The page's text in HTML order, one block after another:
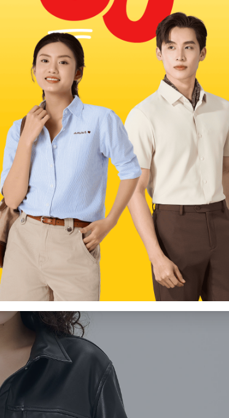
với áo thun
chiều cao và sự quyến rũ. Nếu muốn tạo sự thoải mái
xỏ ngón. Điều quan trọng là hãy chọn một chiếc áo
một outfit thật sự ấn tượng.
outfit cá tính và đầy phong cách. Áo khoác da sẽ giúp
chúa sẽ tạo nên vẻ nữ tính, nhẹ nhàng.